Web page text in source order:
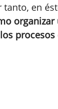
tanto, en